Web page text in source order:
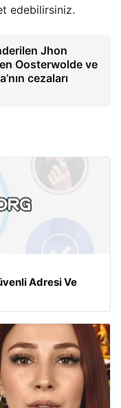
edebilirsiniz.
Jhon
Oosterwolde ve
cezaları
Adresi Ve